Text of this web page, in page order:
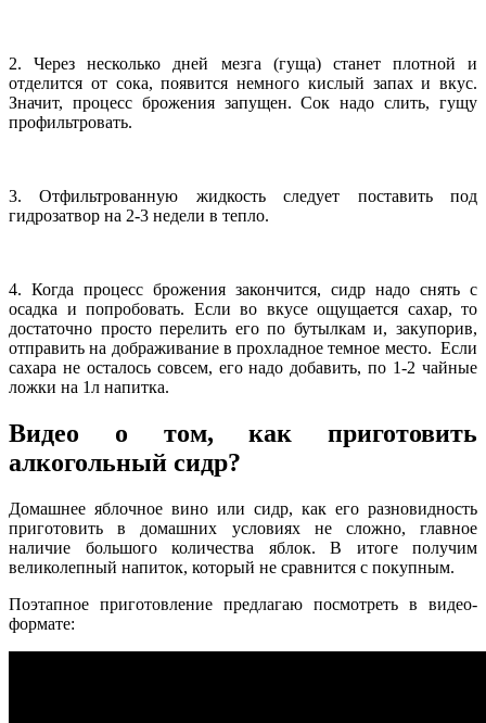
2. Через несколько дней мезга (гуща) станет плотной и
отделится от сока, появится немного кислый запах и вкус.
Значит, процесс брожения запущен. Сок надо слить, гущу
профильтровать.
3. Отфильтрованную жидкость следует поставить под
гидрозатвор на 2-3 недели в тепло.
4. Когда процесс брожения закончится, сидр надо снять с
осадка и попробовать. Если во вкусе ощущается сахар, то
достаточно просто перелить его по бутылкам и, закупорив,
отправить на дображивание в прохладное темное место. Если
сахара не осталось совсем, его надо добавить, по 1-2 чайные
ложки на 1л напитка.
Видео о том, как приготовить
алкогольный сидр?
Домашнее яблочное вино или сидр, как его разновидность
приготовить в домашних условиях не сложно, главное
наличие большого количества яблок. В итоге получим
великолепный напиток, который не сравнится с покупным.
Поэтапное приготовление предлагаю посмотреть в видео-
формате: